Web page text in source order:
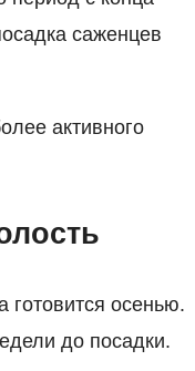
саженцев
активного
готовится осенью.
до посадки.